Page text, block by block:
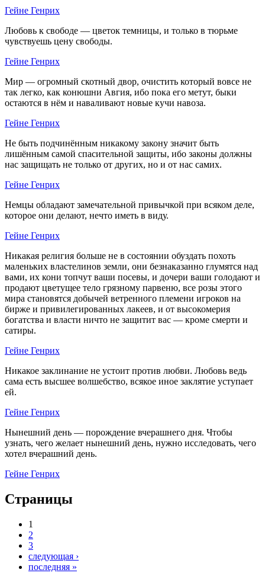
Гейне Генрих
Любовь к свободе — цветок темницы, и только в тюрьме
чувствуешь цену свободы.
Гейне Генрих
Мир — огромный скотный двор, очистить который вовсе не
так легко, как конюшни Авгия, ибо пока его метут, быки
остаются в нём и наваливают новые кучи навоза.
Гейне Генрих
Не быть подчинённым никакому закону значит быть
лишённым самой спасительной защиты, ибо законы должны
нас защищать не только от других, но и от нас самих.
Гейне Генрих
Немцы обладают замечательной привычкой при всяком деле,
которое они делают, нечто иметь в виду.
Гейне Генрих
Никакая религия больше не в состоянии обуздать похоть
маленьких властелинов земли, они безнаказанно глумятся над
вами, их кони топчут ваши посевы, и дочери ваши голодают и
продают цветущее тело грязному парвеню, все розы этого
мира становятся добычей ветренного племени игроков на
бирже и привилегированных лакеев, и от высокомерия
богатства и власти ничто не защитит вас — кроме смерти и
сатиры.
Гейне Генрих
Никакое заклинание не устоит против любви. Любовь ведь
сама есть высшее волшебство, всякое иное заклятие уступает
ей.
Гейне Генрих
Нынешний день — порождение вчерашнего дня. Чтобы
узнать, чего желает нынешний день, нужно исследовать, чего
хотел вчерашний день.
Гейне Генрих
Страницы
1
2
3
следующая ›
последняя »